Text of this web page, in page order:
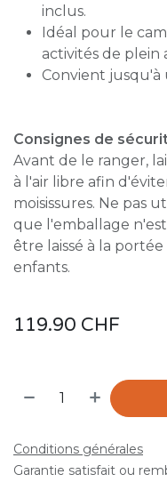
inclus.
Idéal pour le
activités de plein
Convient jusqu'à
Consignes de
Avant de le ranger,
à l'air libre afin
moisissures. Ne pas
que l'emballage
être laissé à la
enfants.
119.90 CHF
Conditions générales
Garantie satisfait ou